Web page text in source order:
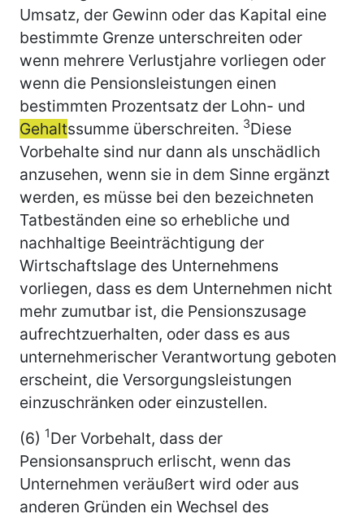
Umsatz, der Gewinn oder das Kapital eine
bestimmte Grenze unterschreiten oder
wenn mehrere Verlustjahre vorliegen oder
wenn die Pensionsleistungen einen
bestimmten Prozentsatz der Lohn- und
Gehaltssumme überschreiten. 3Diese
Vorbehalte sind nur dann als unschädlich
anzusehen, wenn sie in dem Sinne ergänzt
werden, es müsse bei den bezeichneten
Tatbeständen eine so erhebliche und
nachhaltige Beeinträchtigung der
Wirtschaftslage des Unternehmens
vorliegen, dass es dem Unternehmen nicht
mehr zumutbar ist, die Pensionszusage
aufrechtzuerhalten, oder dass es aus
unternehmerischer Verantwortung geboten
erscheint, die Versorgungsleistungen
einzuschränken oder einzustellen.
(6) 1Der Vorbehalt, dass der
Pensionsanspruch erlischt, wenn das
Unternehmen veräußert wird oder aus
anderen Gründen ein Wechsel des